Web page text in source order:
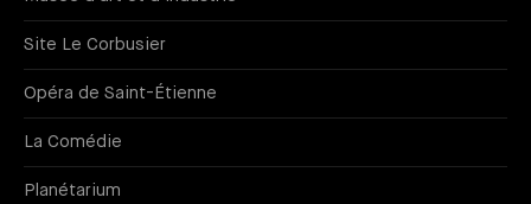
Site Le Corbusier
Opéra de Saint-Étienne
La Comédie
Planétarium